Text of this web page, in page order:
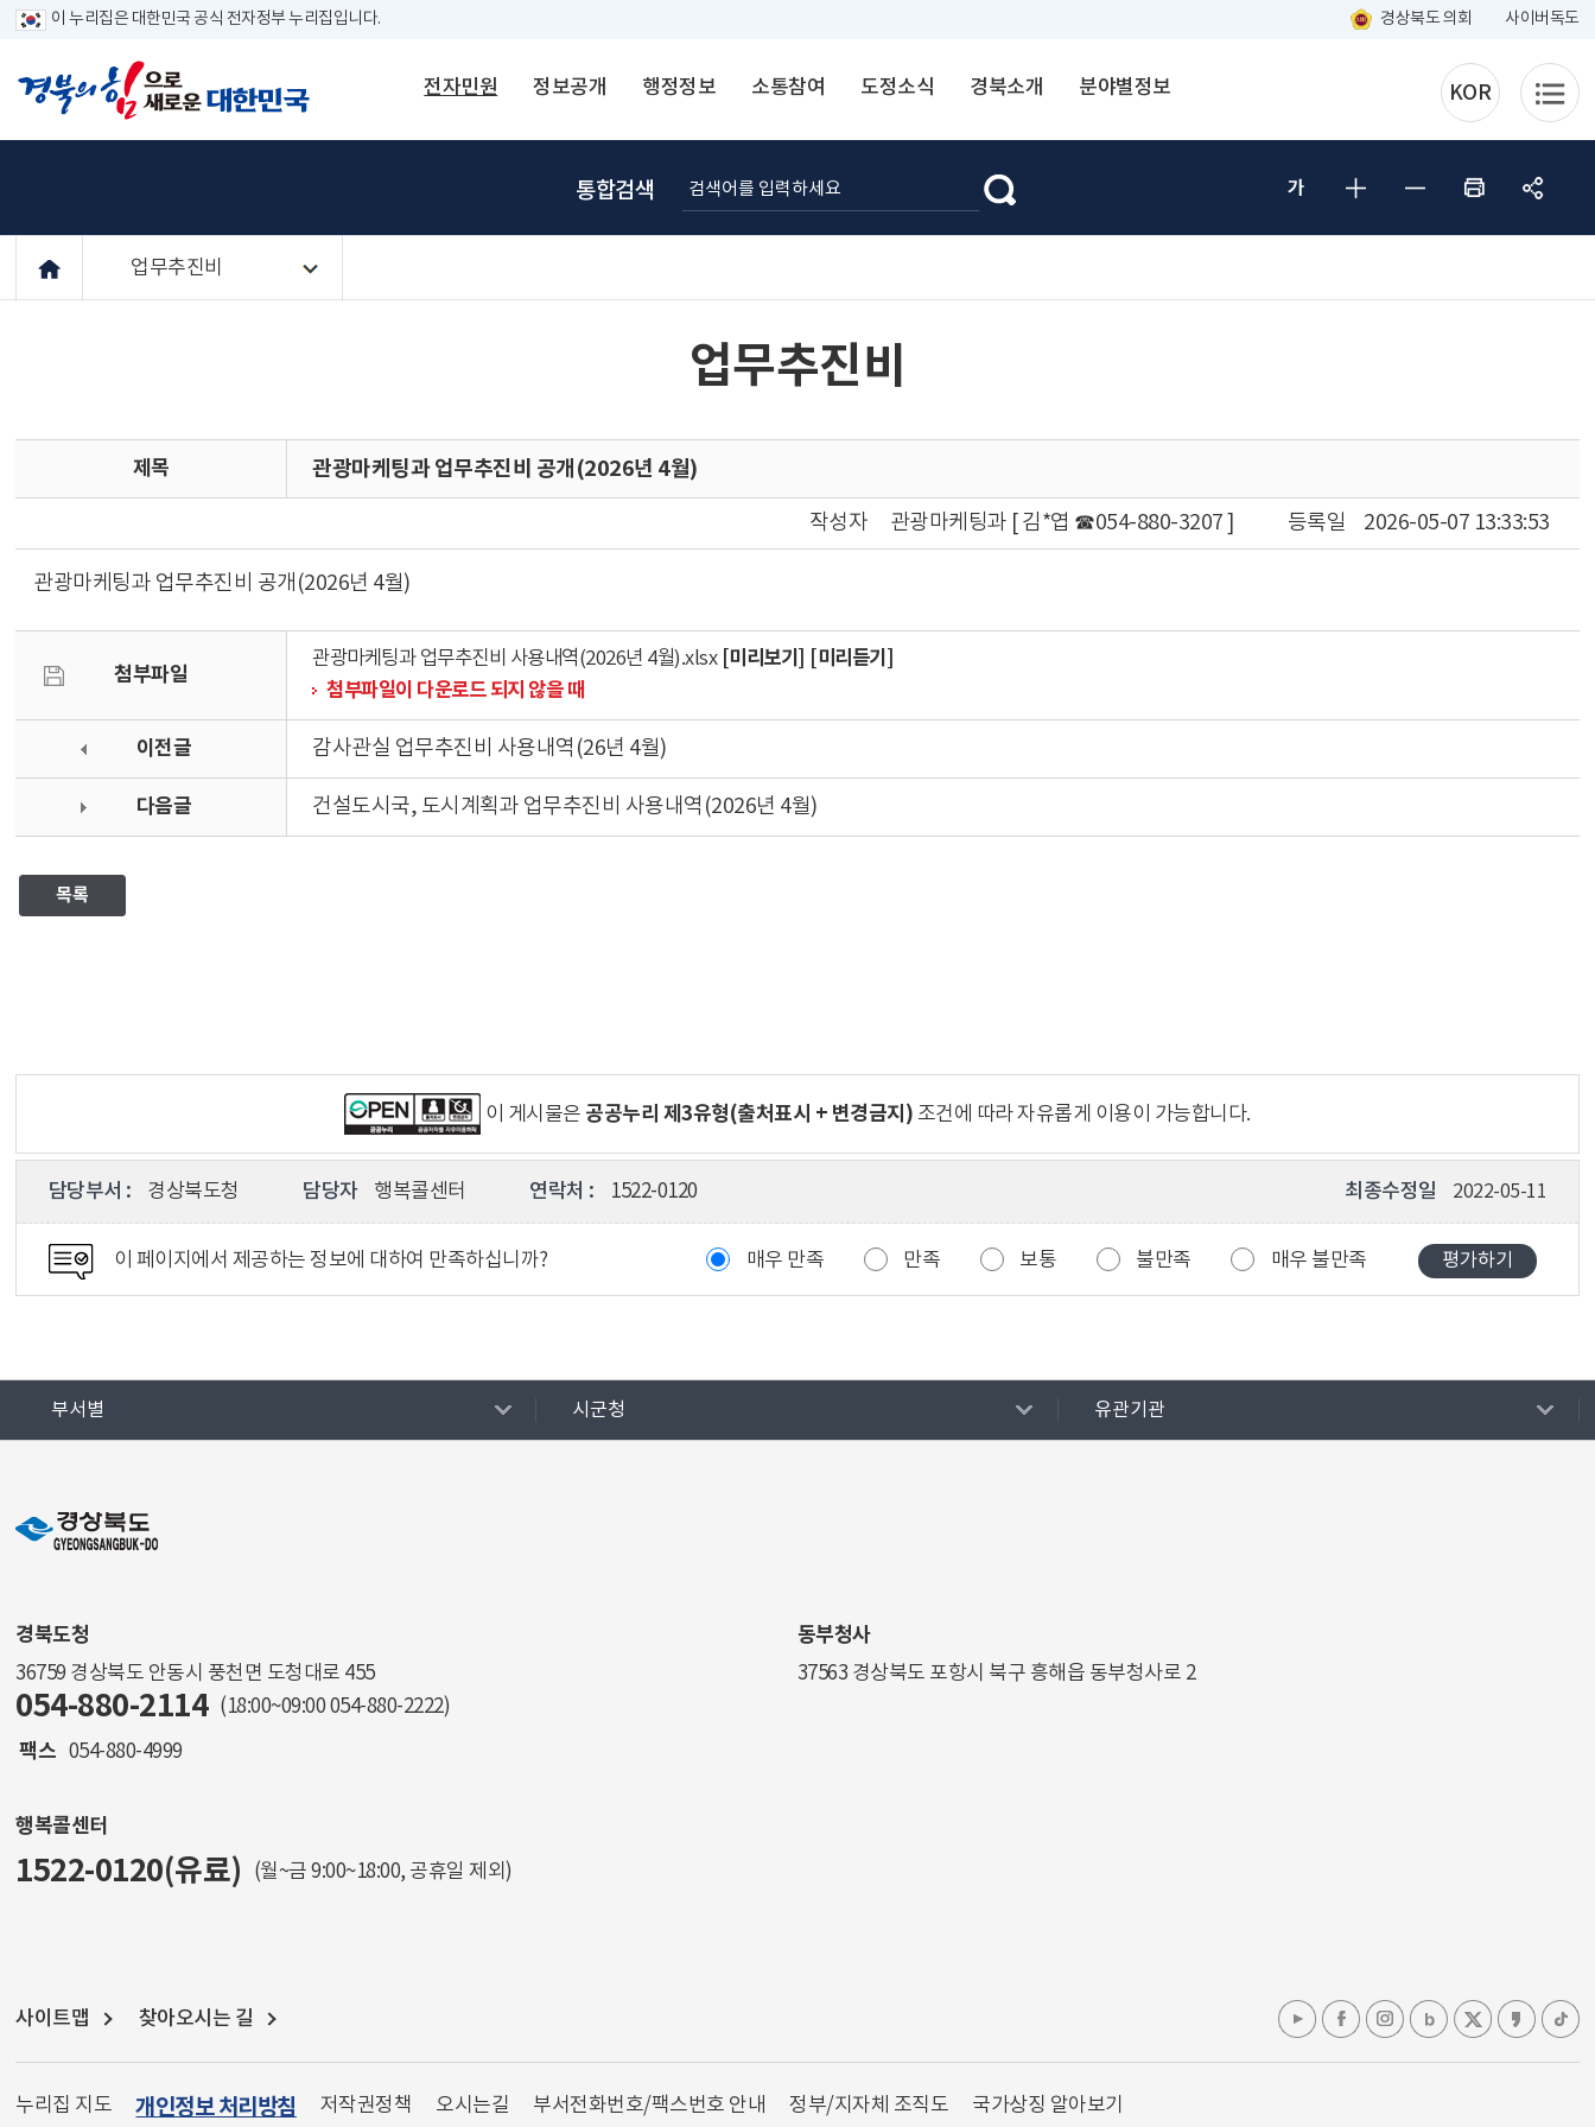
이 누리집은 대한민국 공식 전자정부 누리집입니다. 경상북도 의회 사이버독도
전자민원 정보공개 행정정보 소통참여 도정소식 경북소개 분야별정보 KOR
통합검색
업무추진비
업무추진비
제목 관광마케팅과 업무추진비 공개(2026년 4월)
등록일 2026-05-07 13:33:53
작성자 관광마케팅과 [ 김*엽 ☎054-880-3207 ]
관광마케팅과 업무추진비 공개(2026년 4월)
첨부파일
관광마케팅과 업무추진비 사용내역(2026년 4월).xlsx [미리보기]
[미리듣기]
첨부파일이 다운로드 되지 않을 때
이전글 감사관실 업무추진비 사용내역(26년 4월)
다음글 건설도시국, 도시계획과 업무추진비 사용내역(2026년 4월)
목록
이 게시물은 공공누리 제3유형(출처표시 + 변경금지) 조건에 따라 자유롭게 이용이 가능합니다.
담당부서 : 경상북도청 담당자 행복콜센터 연락처 : 1522-0120 최종수정일 2022-05-11
이 페이지에서 제공하는 정보에 대하여 만족하십니까? 매우 만족 만족 보통 불만족 매우 불만족
부서별 시군청 유관기관
경북도청
36759 경상북도 안동시 풍천면 도청대로 455
054-880-2114 (18:00~09:00 054-880-2222)
팩스 054-880-4999
동부청사
37563 경상북도 포항시 북구 흥해읍 동부청사로 2
행복콜센터
1522-0120(유료) (월~금 9:00~18:00, 공휴일 제외)
사이트맵 찾아오시는 길
누리집 지도 개인정보 처리방침 저작권정책 오시는길 부서전화번호/팩스번호 안내 정부/지자체 조직도 국가상징 알아보기